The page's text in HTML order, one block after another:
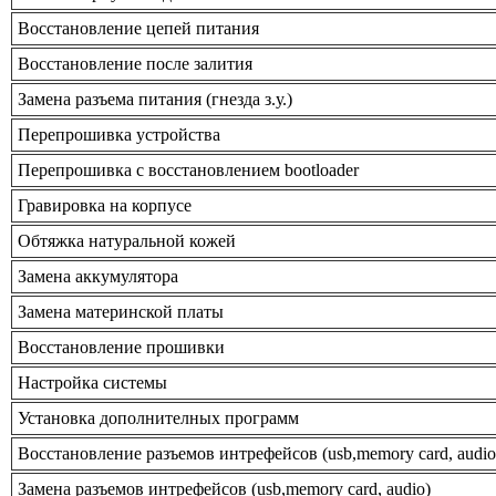
Восстановление цепей питания
Восстановление после залития
Замена разъема питания (гнезда з.у.)
Перепрошивка устройства
Перепрошивка с восстановлением bootloader
Гравировка на корпусе
Обтяжка натуральной кожей
Замена аккумулятора
Замена материнской платы
Восстановление прошивки
Настройка системы
Установка дополнителных программ
Восстановление разъемов интрефейсов (usb,memory card,
Замена разъемов интрефейсов (usb,memory card, audio)